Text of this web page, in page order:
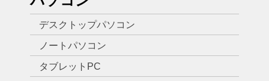
デスクトップパソコン
ノートパソコン
タブレットPC